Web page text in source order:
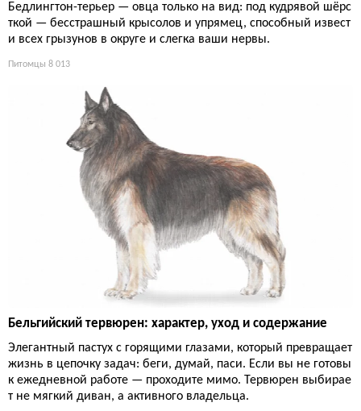
Бедлингтон-терьер — овца только на вид: под кудрявой шёрс
ткой — бесстрашный крысолов и упрямец, способный извест
и всех грызунов в округе и слегка ваши нервы.
Питомцы 8 013
Бельгийский тервюрен: характер, уход и содержание
Элегантный пастух с горящими глазами, который превращает
жизнь в цепочку задач: беги, думай, паси. Если вы не готовы
к ежедневной работе — проходите мимо. Тервюрен выбирае
т не мягкий диван, а активного владельца.